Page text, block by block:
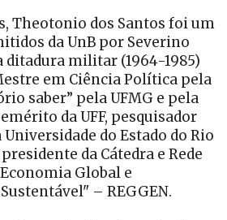
Theotonio dos Santos foi um
da UnB por Severino
ditadura militar (1964-1985)
em Ciência Política pela
saber” pela UFMG e pela
da UFF, pesquisador
do Estado do Rio
presidente da Cátedra e Rede
Global e
– REGGEN.